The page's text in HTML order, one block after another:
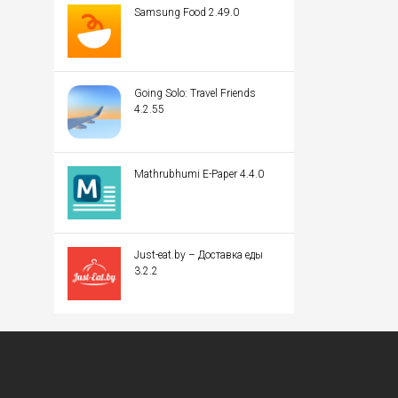
Samsung Food 2.49.0
Going Solo: Travel Friends
4.2.55
Mathrubhumi E-Paper 4.4.0
Just-eat.by – Доставка еды
3.2.2